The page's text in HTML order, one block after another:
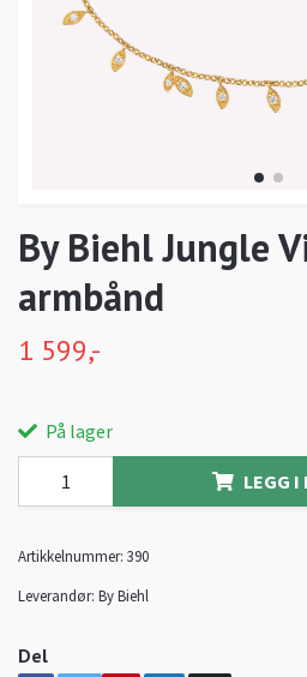
By Biehl Jungle
armbånd
1 599,-
På lager
LEGG I
Artikkelnummer: 390
Leverandør: By Biehl
Del